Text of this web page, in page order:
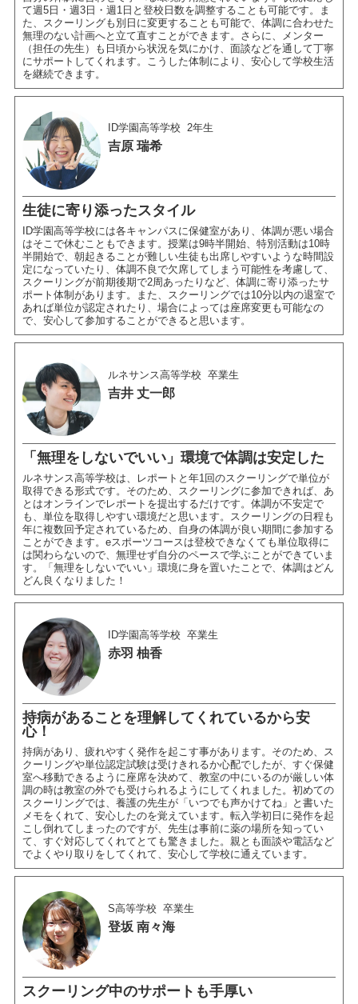
て週5日・週3日・週1日と登校日数を調整することも可能です。ま
た、スクーリングも別日に変更することも可能で、体調に合わせた
無理のない計画へと立て直すことができます。さらに、メンター
（担任の先生）も日頃から状況を気にかけ、面談などを通して丁寧
にサポートしてくれます。こうした体制により、安心して学校生活
を継続できます。
ID学園高等学校 2年生
吉原 瑞希
生徒に寄り添ったスタイル
ID学園高等学校には各キャンパスに保健室があり、体調が悪い場合
はそこで休むこともできます。授業は9時半開始、特別活動は10時
半開始で、朝起きることが難しい生徒も出席しやすいような時間設
定になっていたり、体調不良で欠席してしまう可能性を考慮して、
スクーリングが前期後期で2周あったりなど、体調に寄り添ったサ
ポート体制があります。また、スクーリングでは10分以内の退室で
あれば単位が認定されたり、場合によっては座席変更も可能なの
で、安心して参加することができると思います。
ルネサンス高等学校 卒業生
吉井 丈一郎
「無理をしないでいい」環境で体調は安定した
ルネサンス高等学校は、レポートと年1回のスクーリングで単位が
取得できる形式です。そのため、スクーリングに参加できれば、あ
とはオンラインでレポートを提出するだけです。体調が不安定で
も、単位を取得しやすい環境だと思います。スクーリングの日程も
年に複数回予定されているため、自身の体調が良い期間に参加する
ことができます。eスポーツコースは登校できなくても単位取得に
は関わらないので、無理せず自分のペースで学ぶことができていま
す。「無理をしないでいい」環境に身を置いたことで、体調はどん
どん良くなりました！
ID学園高等学校 卒業生
赤羽 柚香
持病があることを理解してくれているから安
心！
持病があり、疲れやすく発作を起こす事があります。そのため、ス
クーリングや単位認定試験は受けきれるか心配でしたが、すぐ保健
室へ移動できるように座席を決めて、教室の中にいるのが厳しい体
調の時は教室の外でも受けられるようにしてくれました。初めての
スクーリングでは、養護の先生が「いつでも声かけてね」と書いた
メモをくれて、安心したのを覚えています。転入学初日に発作を起
こし倒れてしまったのですが、先生は事前に薬の場所を知ってい
て、すぐ対応してくれてとても驚きました。親とも面談や電話など
でよくやり取りをしてくれて、安心して学校に通えています。
S高等学校 卒業生
登坂 南々海
スクーリング中のサポートも手厚い